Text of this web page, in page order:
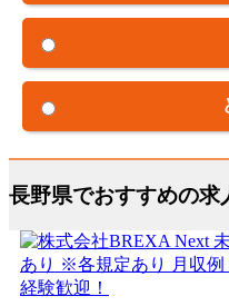
長野県でおすすめの求